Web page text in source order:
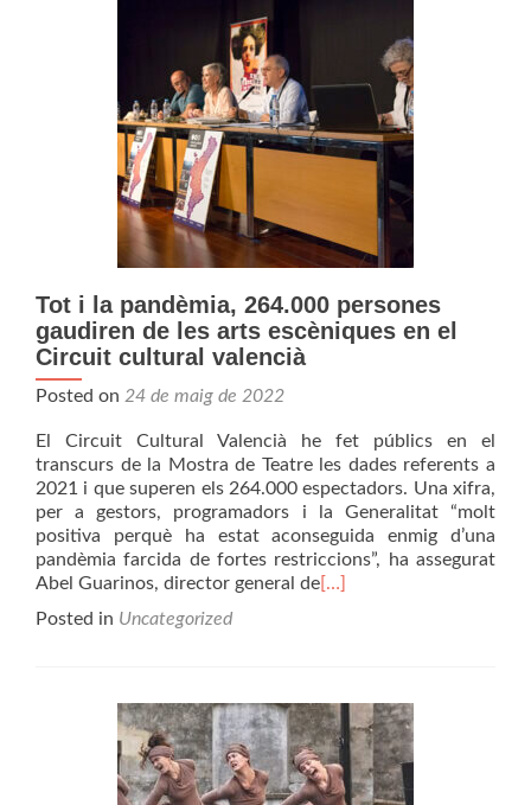
Tot i la pandèmia, 264.000 persones
gaudiren de les arts escèniques en el
Circuit cultural valencià
Posted on 24 de maig de 2022
El Circuit Cultural Valencià he fet públics en el
transcurs de la Mostra de Teatre les dades referents a
2021 i que superen els 264.000 espectadors. Una xifra,
per a gestors, programadors i la Generalitat “molt
positiva perquè ha estat aconseguida enmig d’una
pandèmia farcida de fortes restriccions”, ha assegurat
Abel Guarinos, director general de […]
Posted in Uncategorized